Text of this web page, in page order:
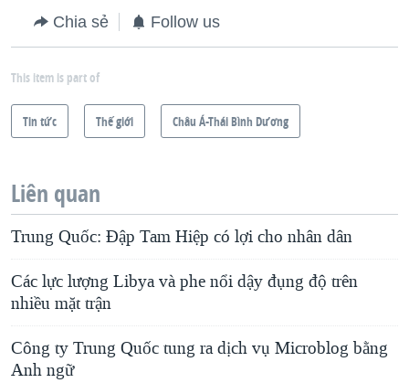
Chia sẻ Follow us
This item is part of
Tin tức Thế giới Châu Á-Thái Bình Dương
Liên quan
Trung Quốc: Đập Tam Hiệp có lợi cho nhân dân
Các lực lượng Libya và phe nổi dậy đụng độ trên
nhiều mặt trận
Công ty Trung Quốc tung ra dịch vụ Microblog bằng
Anh ngữ